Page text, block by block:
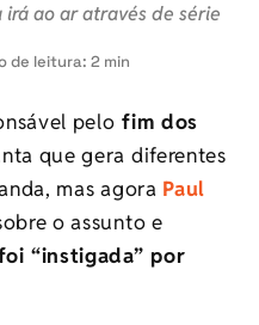
ao ar através de série
de leitura: 2 min
pelo fim dos
que gera diferentes
mas agora Paul
o assunto e
“instigada” por